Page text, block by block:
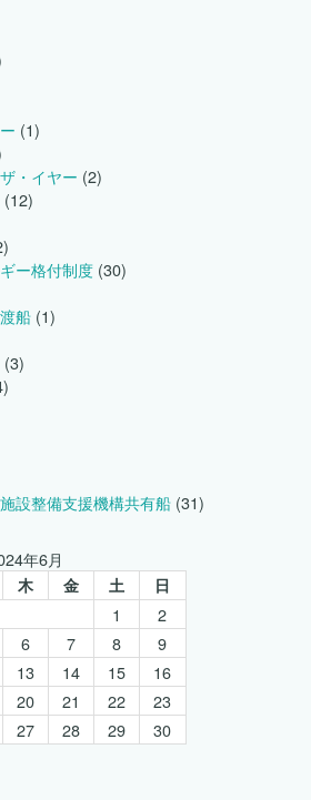
(1)
・イヤー (2)
(12)
ー格付制度 (30)
船 (1)
(3)
設整備支援機構共有船 (31)
年6月
木 金 土 日
1
2
6 7 8
9
13 14 15
16
20 21 22
23
27 28 29
30